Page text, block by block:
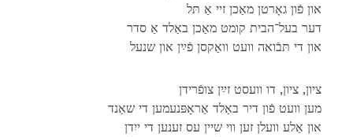
און פֿון גאָרטן מאַכן זיי אַ תּל
דער בעל־הבית קומט מאַכן באַלד אַ סדר
און די תּבֿואה וועט וואַקסן פֿײַן און שנעל
ציון, ציון, דו וועסט זײַן צופֿרידן
מען וועט פֿון דיר באַלד אַראָפּנעמען די שאַנד
און אַלע וועלן זען ווי שיין עס זענען די ייִדן